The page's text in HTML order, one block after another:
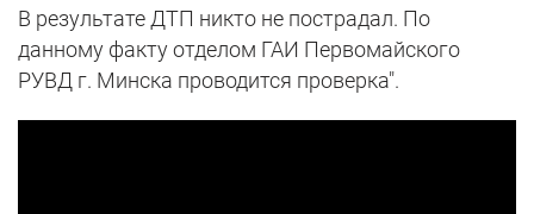
В результате ДТП никто не пострадал. По
данному факту отделом ГАИ Первомайского
РУВД г. Минска проводится проверка".